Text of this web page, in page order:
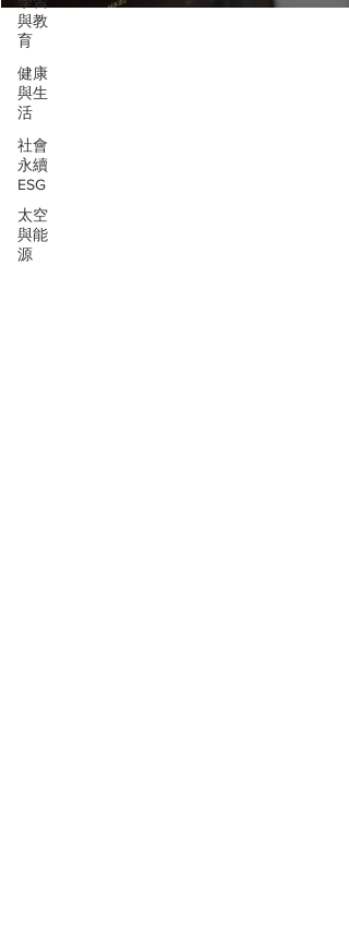
與教
育
健康
與生
活
社會
永續
ESG
太空
與能
源